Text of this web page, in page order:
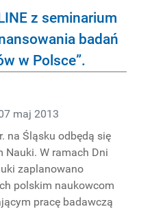
z seminarium
badań
w Polsce”.
maj 2013
na Śląsku odbędą się
Nauki. W ramach Dni
zaplanowano
polskim naukowcom
pracę badawczą